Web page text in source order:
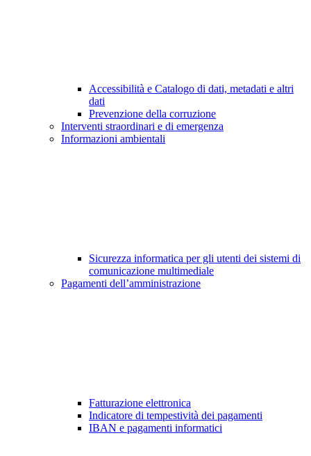
Accessibilità e Catalogo di dati, metadati e altri
dati
Prevenzione della corruzione
Interventi straordinari e di emergenza
Informazioni ambientali
Sicurezza informatica per gli utenti dei sistemi di
comunicazione multimediale
Pagamenti dell’amministrazione
Fatturazione elettronica
Indicatore di tempestività dei pagamenti
IBAN e pagamenti informatici